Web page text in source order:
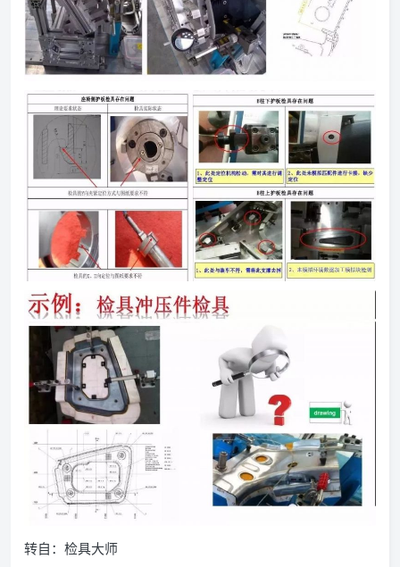
转自：检具大师